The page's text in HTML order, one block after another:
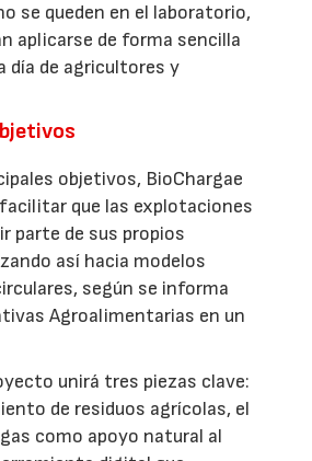
se queden en el laboratorio,
aplicarse de forma sencilla
día de agricultores y
objetivos, BioChargae
que las explotaciones
parte de sus propios
así hacia modelos
según se informa
Agroalimentarias en un
unirá tres piezas clave:
de residuos agrícolas, el
como apoyo natural al